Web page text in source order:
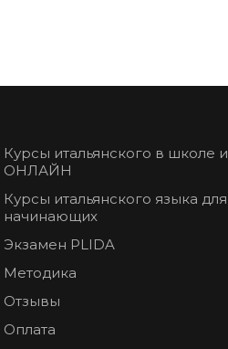
Курсы итальянского в школе и
ОНЛАЙН
Курсы итальянского языка для
начинающих
Экзамен PLIDA
Методика
Отзывы
Оплата